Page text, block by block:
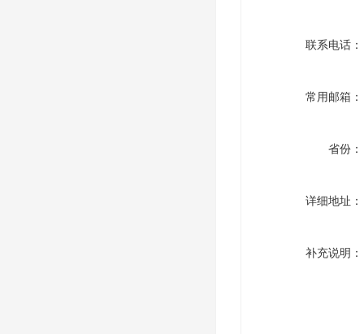
联系电话：
常用邮箱：
省份：
详细地址：
补充说明：